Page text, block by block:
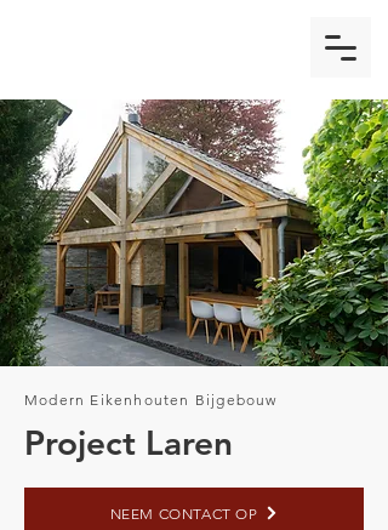
Modern Eikenhouten Bijgebouw
Project Laren
NEEM CONTACT OP